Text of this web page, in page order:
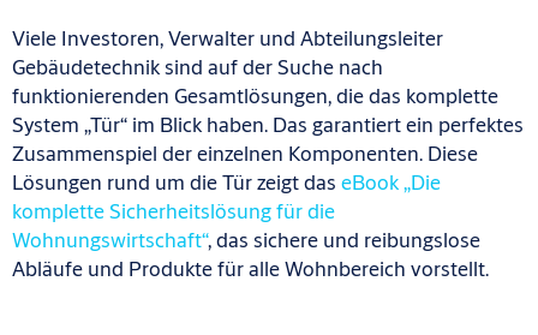
Viele Investoren, Verwalter und Abteilungsleiter
Gebäudetechnik sind auf der Suche nach
funktionierenden Gesamtlösungen, die das komplette
System „Tür“ im Blick haben. Das garantiert ein perfektes
Zusammenspiel der einzelnen Komponenten. Diese
Lösungen rund um die Tür zeigt das eBook „Die
komplette Sicherheitslösung für die
Wohnungswirtschaft“, das sichere und reibungslose
Abläufe und Produkte für alle Wohnbereich vorstellt.